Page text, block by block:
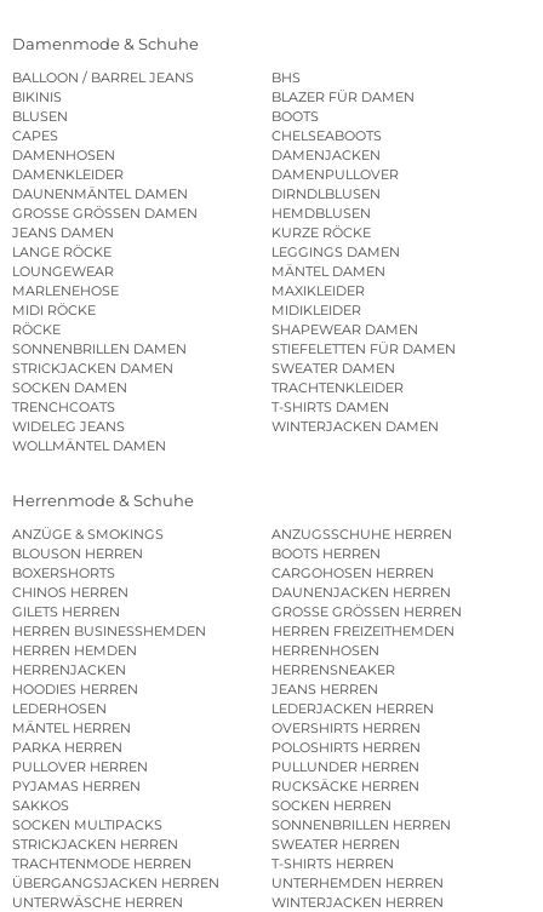
Damenmode & Schuhe
BALLOON / BARREL JEANS
BHS
BIKINIS
BLAZER FÜR DAMEN
BLUSEN
BOOTS
CAPES
CHELSEABOOTS
DAMENHOSEN
DAMENJACKEN
DAMENKLEIDER
DAMENPULLOVER
DAUNENMÄNTEL DAMEN
DIRNDLBLUSEN
GROSSE GRÖSSEN DAMEN
HEMDBLUSEN
JEANS DAMEN
KURZE RÖCKE
LANGE RÖCKE
LEGGINGS DAMEN
LOUNGEWEAR
MÄNTEL DAMEN
MARLENEHOSE
MAXIKLEIDER
MIDI RÖCKE
MIDIKLEIDER
RÖCKE
SHAPEWEAR DAMEN
SONNENBRILLEN DAMEN
STIEFELETTEN FÜR DAMEN
STRICKJACKEN DAMEN
SWEATER DAMEN
SOCKEN DAMEN
TRACHTENKLEIDER
TRENCHCOATS
T-SHIRTS DAMEN
WIDELEG JEANS
WINTERJACKEN DAMEN
WOLLMÄNTEL DAMEN
Herrenmode & Schuhe
ANZÜGE & SMOKINGS
ANZUGSSCHUHE HERREN
BLOUSON HERREN
BOOTS HERREN
BOXERSHORTS
CARGOHOSEN HERREN
CHINOS HERREN
DAUNENJACKEN HERREN
GILETS HERREN
GROSSE GRÖSSEN HERREN
HERREN BUSINESSHEMDEN
HERREN FREIZEITHEMDEN
HERREN HEMDEN
HERRENHOSEN
HERRENJACKEN
HERRENSNEAKER
HOODIES HERREN
JEANS HERREN
LEDERHOSEN
LEDERJACKEN HERREN
MÄNTEL HERREN
OVERSHIRTS HERREN
PARKA HERREN
POLOSHIRTS HERREN
PULLOVER HERREN
PULLUNDER HERREN
PYJAMAS HERREN
RUCKSÄCKE HERREN
SAKKOS
SOCKEN HERREN
SOCKEN MULTIPACKS
SONNENBRILLEN HERREN
STRICKJACKEN HERREN
SWEATER HERREN
TRACHTENMODE HERREN
T-SHIRTS HERREN
ÜBERGANGSJACKEN HERREN
UNTERHEMDEN HERREN
UNTERWÄSCHE HERREN
WINTERJACKEN HERREN